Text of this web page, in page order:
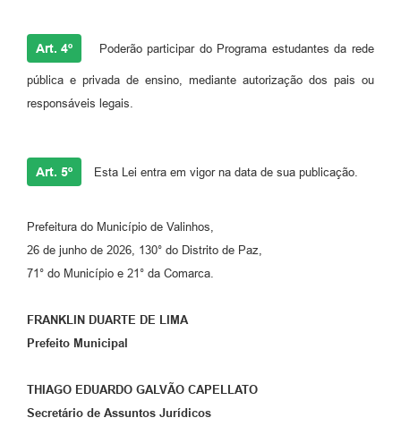
Art. 4º Poderão participar do Programa estudantes da rede
pública e privada de ensino, mediante autorização dos pais ou
responsáveis legais.
Art. 5º Esta Lei entra em vigor na data de sua publicação.
Prefeitura do Município de Valinhos,
26 de junho de 2026, 130° do Distrito de Paz,
71° do Município e 21° da Comarca.
FRANKLIN DUARTE DE LIMA
Prefeito Municipal
THIAGO EDUARDO GALVÃO CAPELLATO
Secretário de Assuntos Jurídicos